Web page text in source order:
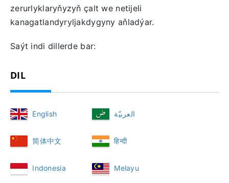
zerurlyklaryňyzyň çalt we netijeli
kanagatlandyryljakdygyny aňladýar.
Saýt indi dillerde bar:
DIL
English العربيّة
简体中文 हिन्दी
Indonesia Melayu